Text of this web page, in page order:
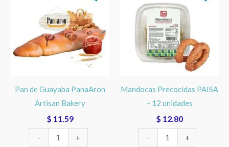
Pan de Guayaba PanaAron
Artisan Bakery
$ 11.59
-
PanaAron
Artisan
Bakery
+
Mandocas Precocidas PAISA
– 12 unidades
$ 12.80
-
PAISA
unidades
cantidad
+